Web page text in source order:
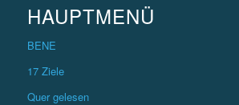
HAUPTMENÜ
BENE
17 Ziele
Quer gelesen